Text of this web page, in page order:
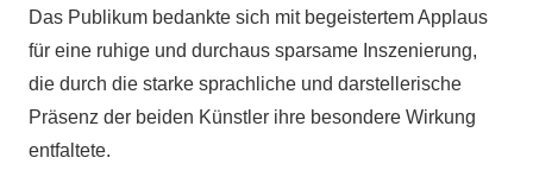
Das Publikum bedankte sich mit begeistertem Applaus
für eine ruhige und durchaus sparsame Inszenierung,
die durch die starke sprachliche und darstellerische
Präsenz der beiden Künstler ihre besondere Wirkung
entfaltete.